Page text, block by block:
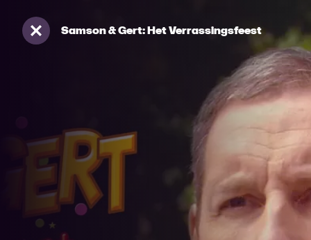
Sluiten
Samson & Gert: Het Verrassingsfeest